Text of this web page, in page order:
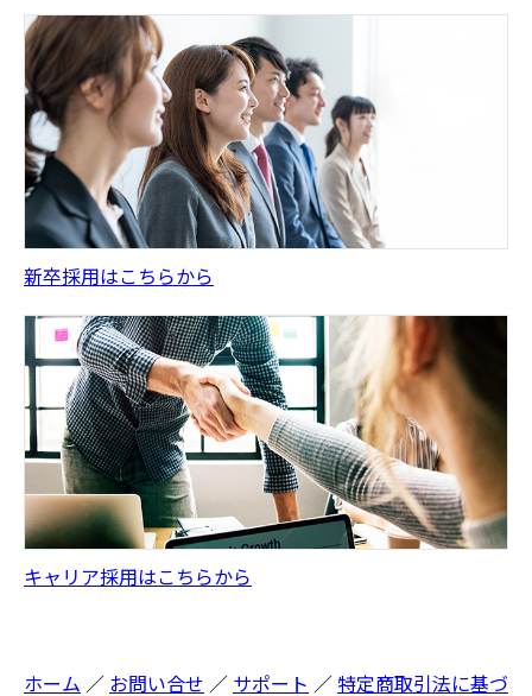
新卒採用はこちらから
キャリア採用はこちらから
ホーム お問い合せ サポート 特定商取引法に基づ